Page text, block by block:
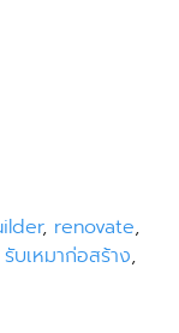
, renovate,
รับเหมาก่อสร้าง,